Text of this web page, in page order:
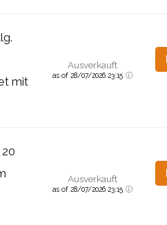
mit
Ausverkauft
as of 28/07/2026 23:15
Ausverkauft
as of 28/07/2026 23:15